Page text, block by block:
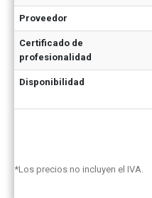
Proveedor
Certificado de
profesionalidad
Disponibilidad
*Los precios no incluyen el IVA.